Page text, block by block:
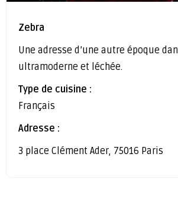
Zebra
Une adresse d’une autre époque
ultramoderne et léchée.
Type de cuisine :
Français
Adresse :
3 place Clément Ader, 75016 Paris